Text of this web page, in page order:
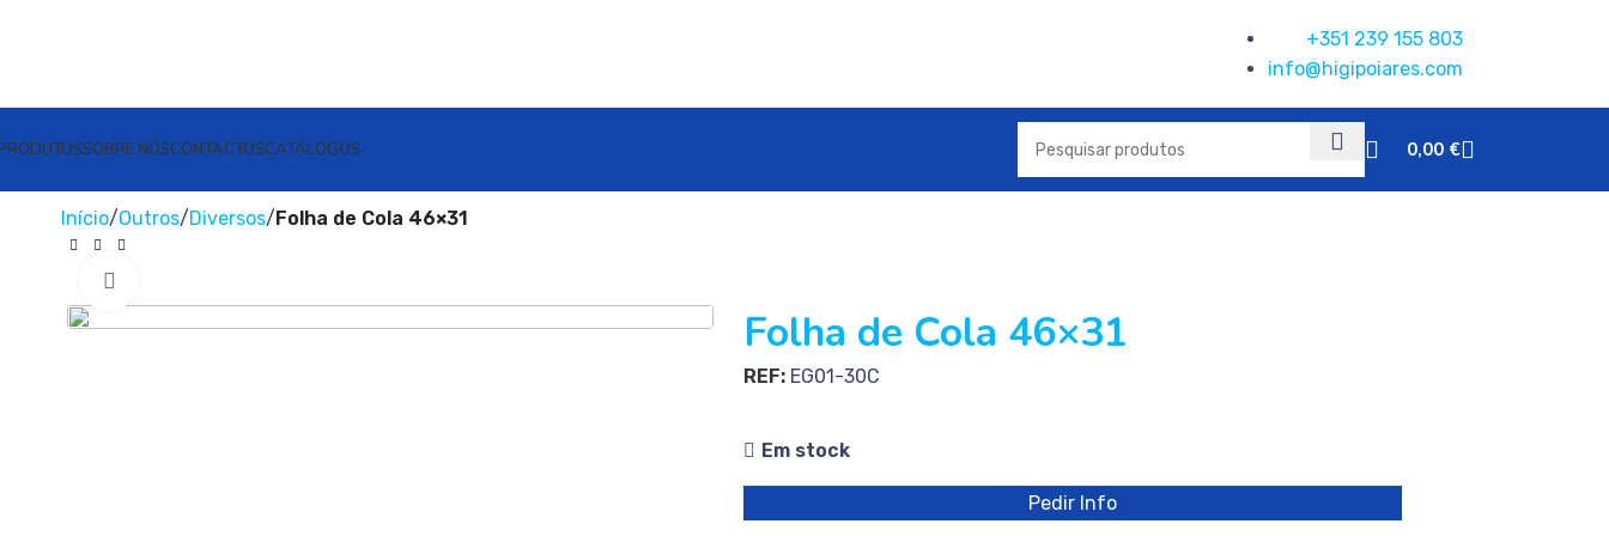
+351 239 155 803
info@higipoiares.com
SOBRE NÓSCONTACTOSCATÁLOGOS 0,00 €
Início Outros Diversos Folha de Cola 46×31
Folha de Cola 46×31
REF: EG01-30C
Em stock
Pedir Info